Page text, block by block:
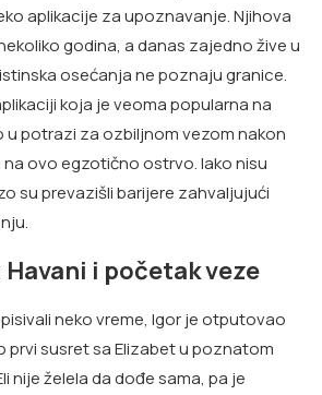
aplikacije za upoznavanje. Njihova
godina, a danas zajedno žive u
osećanja ne poznaju granice.
koja je veoma popularna na
u potrazi za ozbiljnom vezom nakon
ovo egzotično ostrvo. Iako nisu
su prevazišli barijere zahvaljujući
i početak veze
neko vreme, Igor je otputovao
prvi susret sa Elizabet u poznatom
nije želela da dođe sama, pa je